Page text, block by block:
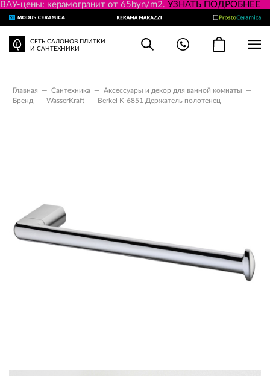
ВАУ-цены: керамогранит от 65byn/m2. УЗНАТЬ ПОДРОБНЕЕ
СЕТЬ САЛОНОВ ПЛИТКИ
И САНТЕХНИКИ
Главная — Сантехника — Аксессуары и декор для ванной комнаты
—
Бренд
— WasserKraft — Berkel K-6851 Держатель полотенец